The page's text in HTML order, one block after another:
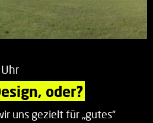
oder?
uns gezielt für „gutes“